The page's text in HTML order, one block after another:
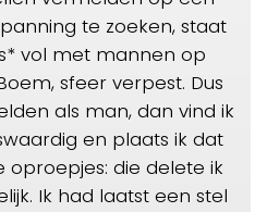
te zoeken, staat
vol met mannen op
sfeer verpest. Dus
als man, dan vind ik
en plaats ik dat
oproepjes: die delete ik
Ik had laatst een stel